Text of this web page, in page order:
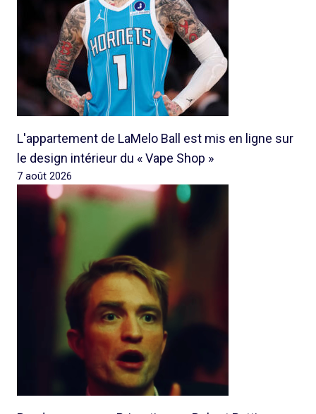
L'appartement de LaMelo Ball est mis en ligne sur
le design intérieur du « Vape Shop »
7 août 2026